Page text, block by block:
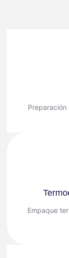
Empaque